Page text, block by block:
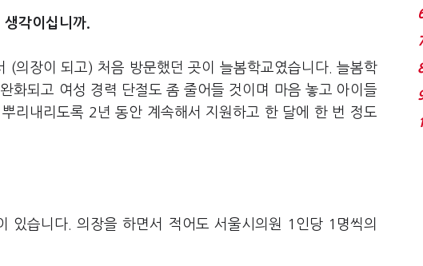
생각이십니까.
(의장이 되고) 처음 방문했던 곳이 늘봄학교였습니다. 늘봄학
화되고 여성 경력 단절도 좀 줄어들 것이며 마음 놓고 아이들
리내리도록 2년 동안 계속해서 지원하고 한 달에 한 번 정도
있습니다. 의장을 하면서 적어도 서울시의원 1인당 1명씩의